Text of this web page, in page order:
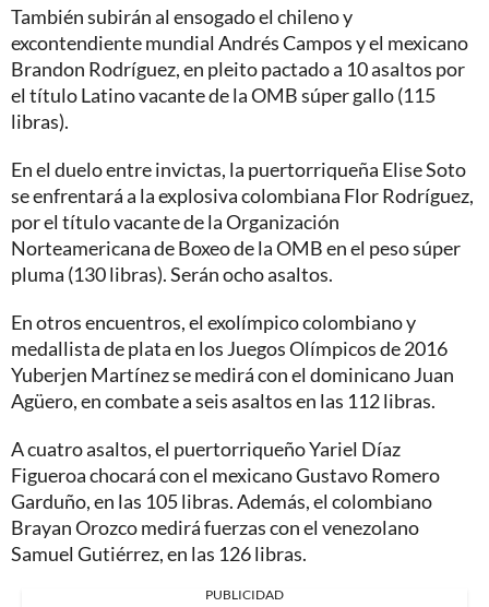
También subirán al ensogado el chileno y
excontendiente mundial Andrés Campos y el mexicano
Brandon Rodríguez, en pleito pactado a 10 asaltos por
el título Latino vacante de la OMB súper gallo (115
libras).
En el duelo entre invictas, la puertorriqueña Elise Soto
se enfrentará a la explosiva colombiana Flor Rodríguez,
por el título vacante de la Organización
Norteamericana de Boxeo de la OMB en el peso súper
pluma (130 libras). Serán ocho asaltos.
En otros encuentros, el exolímpico colombiano y
medallista de plata en los Juegos Olímpicos de 2016
Yuberjen Martínez se medirá con el dominicano Juan
Agüero, en combate a seis asaltos en las 112 libras.
A cuatro asaltos, el puertorriqueño Yariel Díaz
Figueroa chocará con el mexicano Gustavo Romero
Garduño, en las 105 libras. Además, el colombiano
Brayan Orozco medirá fuerzas con el venezolano
Samuel Gutiérrez, en las 126 libras.
PUBLICIDAD